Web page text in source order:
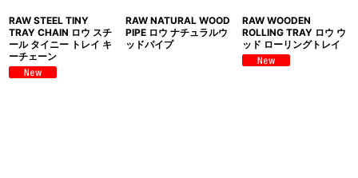
RAW STEEL TINY
TRAY CHAIN ロウ スチ
ール タイニー トレイ キ
ーチェーン
RAW NATURAL WOOD
PIPE ロウ ナチュラルウ
ッドパイプ
RAW WOODEN
ROLLING TRAY ロウ ウ
ッド ローリングトレイ